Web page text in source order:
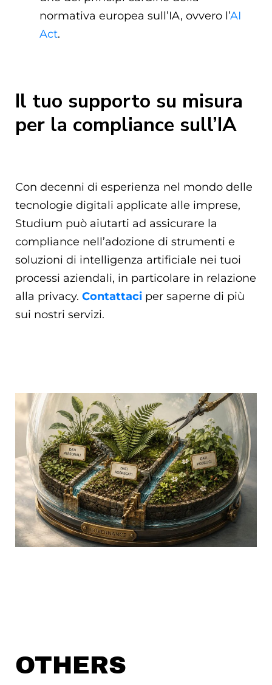
normativa europea sull’IA, ovvero l’AI
Act.
Il tuo supporto su misura
per la compliance sull’IA
Con decenni di esperienza nel mondo delle
tecnologie digitali applicate alle imprese,
Studium può aiutarti ad assicurare la
compliance nell’adozione di strumenti e
soluzioni di intelligenza artificiale nei tuoi
processi aziendali, in particolare in relazione
alla privacy. Contattaci per saperne di più
sui nostri servizi.
OTHERS